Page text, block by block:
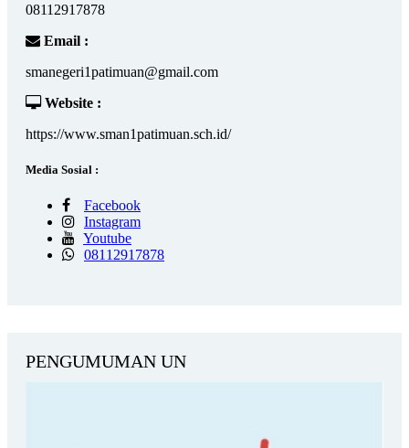
08112917878
Email :
smanegeri1patimuan@gmail.com
Website :
https://www.sman1patimuan.sch.id/
Media Sosial :
Facebook
Instagram
Youtube
08112917878
PENGUMUMAN UN